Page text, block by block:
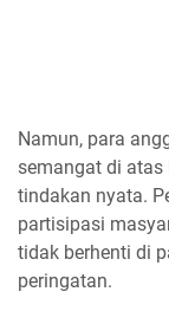
Namun, para
semangat di atas
tindakan nyata.
partisipasi
tidak berhenti di
peringatan.